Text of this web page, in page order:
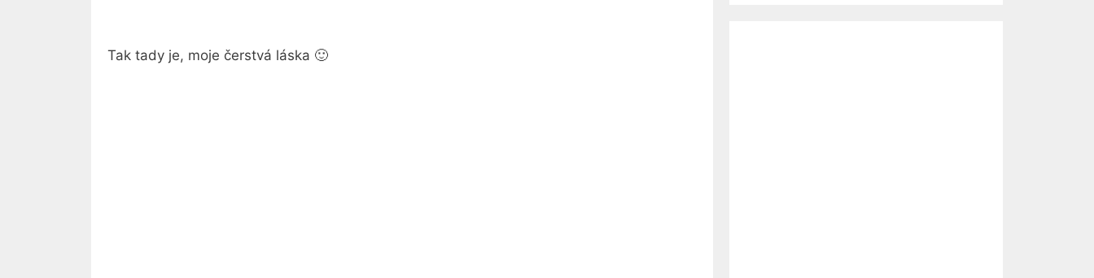
Tak tady je, moje čerstvá láska 🙂